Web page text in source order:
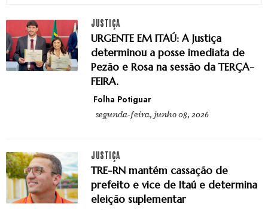
JUSTIÇA
URGENTE EM ITAÚ: A Justiça
determinou a posse imediata de
Pezão e Rosa na sessão da TERÇA-
FEIRA.
Folha Potiguar
segunda-feira, junho 08, 2026
JUSTIÇA
TRE-RN mantém cassação de
prefeito e vice de Itaú e determina
eleição suplementar